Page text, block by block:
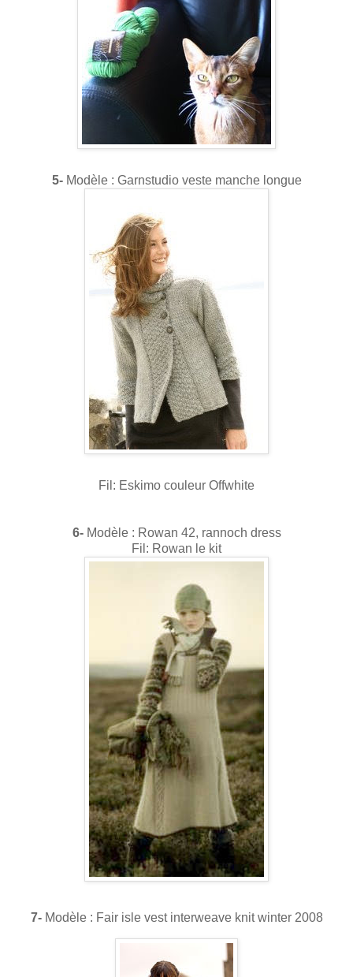
5-Modèle : Garnstudio veste manche longue
Fil: Eskimo couleur Offwhite
6-Modèle : Rowan 42, rannoch dress
Fil: Rowan le kit
7-Modèle : Fair isle vest interweave knit winter 2008